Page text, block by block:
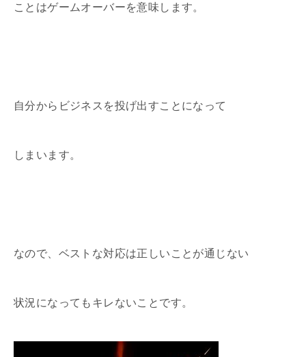
ことはゲームオーバーを意味します。
自分からビジネスを投げ出すことになって
しまいます。
なので、ベストな対応は正しいことが通じない
状況になってもキレないことです。